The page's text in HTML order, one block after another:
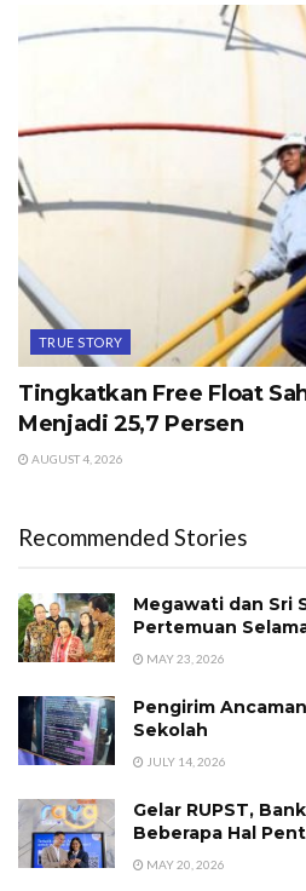
TRUE STORY
Tingkatkan Free Float
Menjadi 25,7 Persen
AUGUST 4, 2026
Recommended Stories
Megawati dan Sri
Pertemuan
MAY 23, 2026
Pengirim
Sekolah
JULY 14, 2026
Gelar RUPST,
Beberapa Hal
MAY 20, 2026